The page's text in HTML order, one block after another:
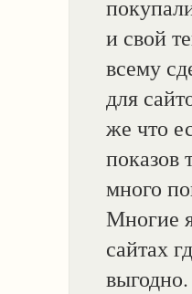
и свой
всему
для
же что
показов
много
Многие
сайтах
выгодно.